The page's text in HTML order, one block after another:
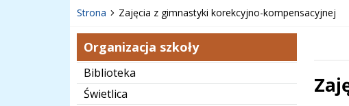
Strona Zajęcia z gimnastyki korekcyjno-kompensacyjnej
Organizacja szkoły
Biblioteka
Świetlica